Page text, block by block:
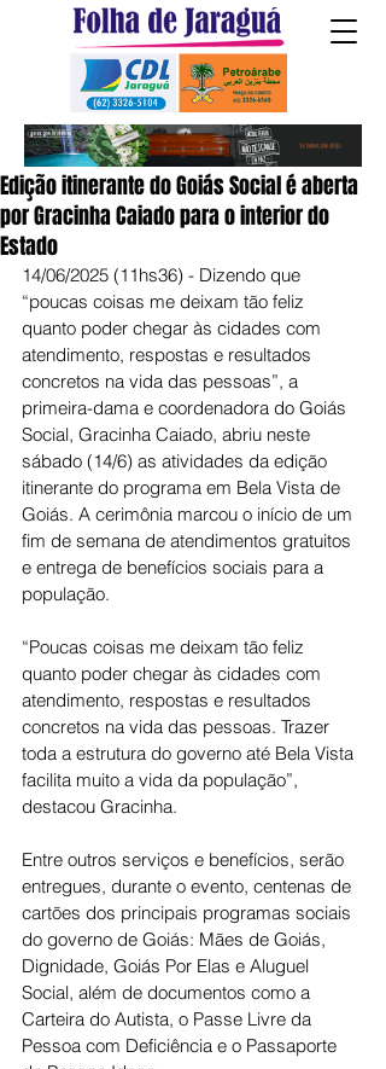
Edição itinerante do Goiás Social é aberta
por Gracinha Caiado para o interior do
Estado
14/06/2025 (11hs36) - Dizendo que
“poucas coisas me deixam tão feliz
quanto poder chegar às cidades com
atendimento, respostas e resultados
concretos na vida das pessoas”, a
primeira-dama e coordenadora do Goiás
Social, Gracinha Caiado, abriu neste
sábado (14/6) as atividades da edição
itinerante do programa em Bela Vista de
Goiás. A cerimônia marcou o início de um
fim de semana de atendimentos gratuitos
e entrega de benefícios sociais para a
população.
“Poucas coisas me deixam tão feliz
quanto poder chegar às cidades com
atendimento, respostas e resultados
concretos na vida das pessoas. Trazer
toda a estrutura do governo até Bela Vista
facilita muito a vida da população”,
destacou Gracinha.
Entre outros serviços e benefícios, serão
entregues, durante o evento, centenas de
cartões dos principais programas sociais
do governo de Goiás: Mães de Goiás,
Dignidade, Goiás Por Elas e Aluguel
Social, além de documentos como a
Carteira do Autista, o Passe Livre da
Pessoa com Deficiência e o Passaporte